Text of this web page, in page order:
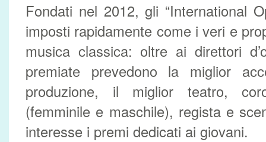
Fondati nel 2012, gli “International
imposti rapidamente come i veri e
musica classica: oltre ai direttori
premiate prevedono la miglior
produzione, il miglior teatro,
(femminile e maschile), regista e
interesse i premi dedicati ai giovani.